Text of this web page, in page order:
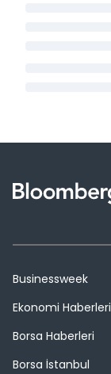
Businessweek
Ekonomi Haberleri
Borsa Haberleri
Borsa İstanbul